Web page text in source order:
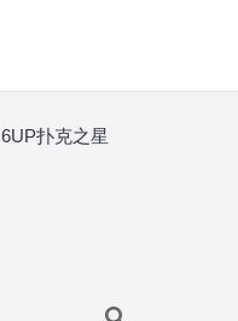
6UP扑克之星